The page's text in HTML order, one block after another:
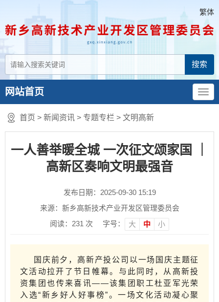
繁体
网站首页
首页 > 新闻资讯 > 专题专栏 > 文明高新
一人善举暖全城 一次征文颂家国 ｜
高新区奏响文明最强音
发布日期：2025-09-30 15:19
来源：新乡高新技术产业开发区管理委员会
阅读： 231 次 字号： 大 中 小
国庆前夕，高新产投公司以一场国庆主题征
文活动拉开了节日帷幕。与此同时，从高新投
资集团也传来喜讯——该集团职工杜亚军光荣
入选“新乡好人好事榜”。一场文化活动凝心聚